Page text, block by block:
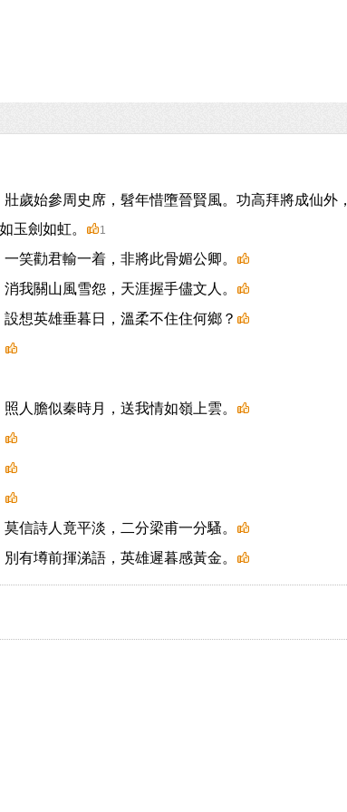
歲始參周史席，髫年惜墮晉賢風。功高拜將成仙外，
玉劍如虹。
1
笑勸君輸一着，非將此骨媚公卿。
我關山風雪怨，天涯握手儘文人。
想英雄垂暮日，溫柔不住住何鄉？
人膽似秦時月，送我情如嶺上雲。
信詩人竟平淡，二分梁甫一分騷。
有墫前揮涕語，英雄遲暮感黃金。